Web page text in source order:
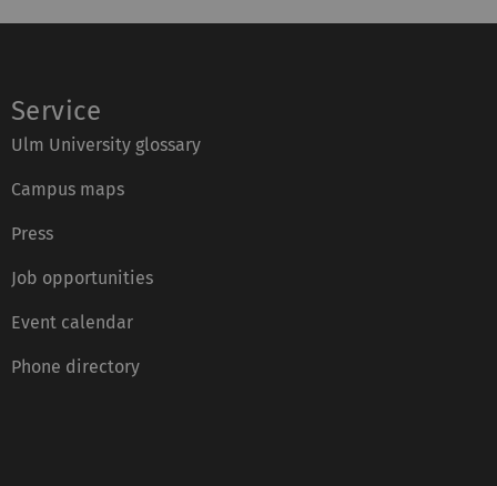
Service
Ulm University glossary
Campus maps
Press
Job opportunities
Event calendar
Phone directory